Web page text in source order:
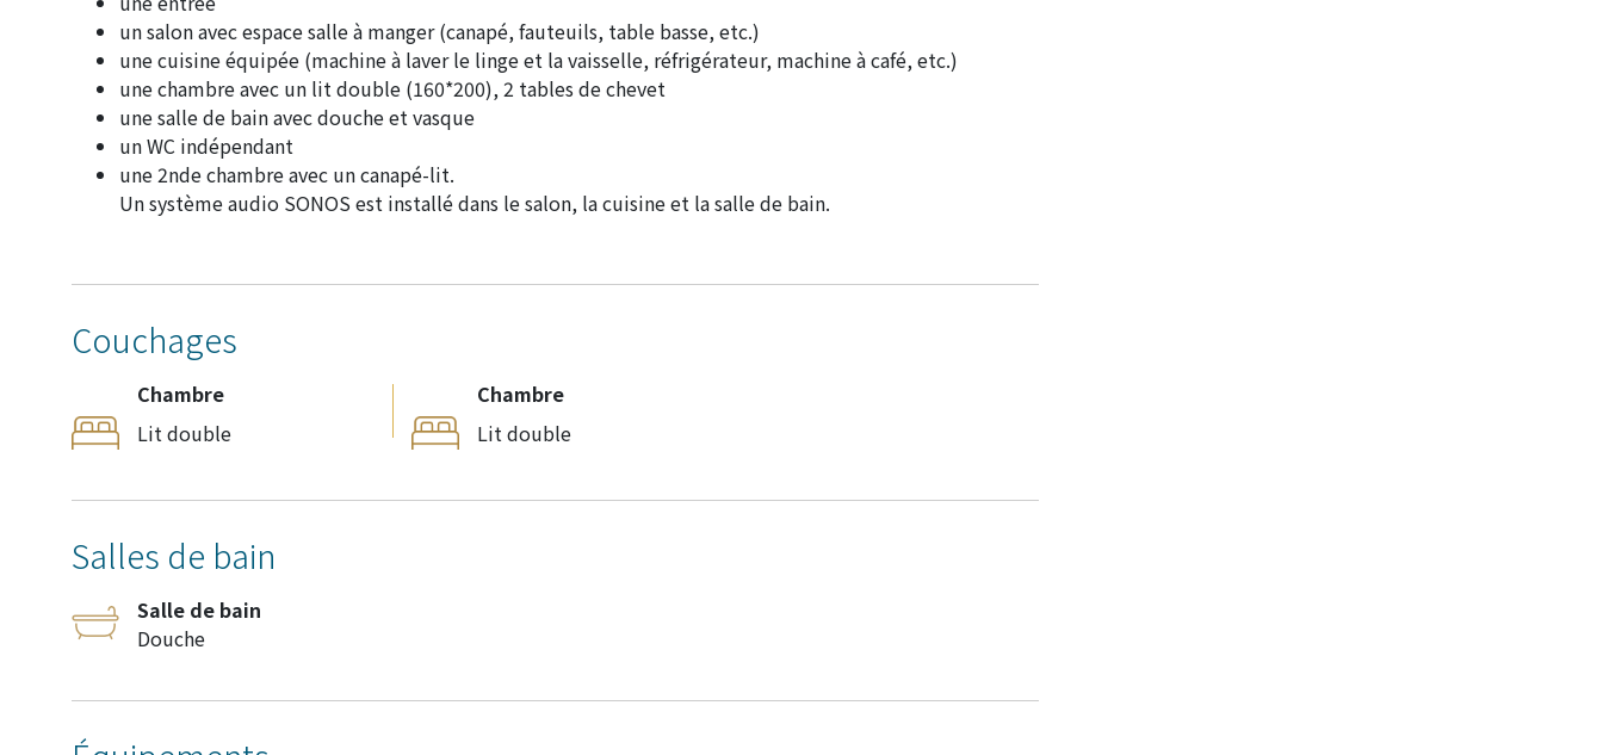
un salon avec espace salle à manger (canapé, fauteuils, table basse, etc.)
une cuisine équipée (machine à laver le linge et la vaisselle, réfrigérateur, machine à café, etc.)
une chambre avec un lit double (160*200), 2 tables de chevet
une salle de bain avec douche et vasque
un WC indépendant
une 2nde chambre avec un canapé-lit.
Un système audio SONOS est installé dans le salon, la cuisine et la salle de bain.
Couchages
Chambre
Lit double
Chambre
Lit double
Salles de bain
Salle de bain
Douche